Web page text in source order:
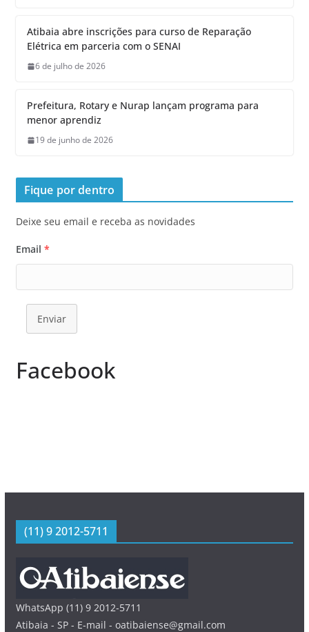
Atibaia abre inscrições para curso de Reparação
Elétrica em parceria com o SENAI
6 de julho de 2026
Prefeitura, Rotary e Nurap lançam programa para
menor aprendiz
19 de junho de 2026
Fique por dentro
Deixe seu email e receba as novidades
Email *
Enviar
Facebook
(11) 9 2012-5711
WhatsApp (11) 9 2012-5711
Atibaia - SP - E-mail - oatibaiense@gmail.com